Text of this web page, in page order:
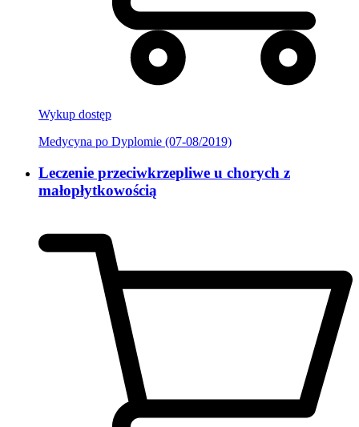
Wykup dostęp
Medycyna po Dyplomie (07-08/2019)
Leczenie przeciwkrzepliwe u chorych z
małopłytkowością